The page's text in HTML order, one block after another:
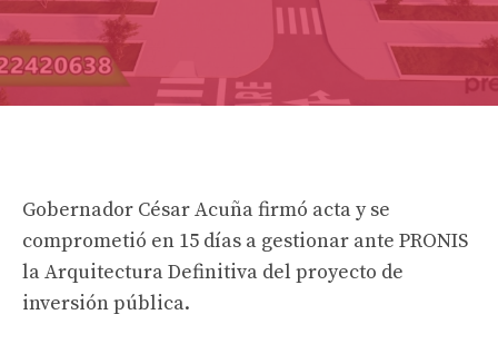
Gobernador César Acuña firmó acta y se
comprometió en 15 días a gestionar ante PRONIS
la Arquitectura Definitiva del proyecto de
inversión pública.